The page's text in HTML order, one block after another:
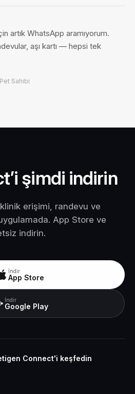
artık WhatsApp aramıyorum.
aşı kartı — hepsi tek
Pet Sahibi
şimdi indirin
erişimi, randevu ve
App Store ve
indirin.
İndir
App Store
İndir
Google Play
Connect'i keşfedin